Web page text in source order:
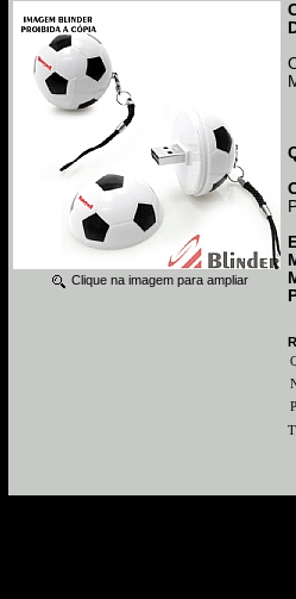
Clique na imagem para ampliar